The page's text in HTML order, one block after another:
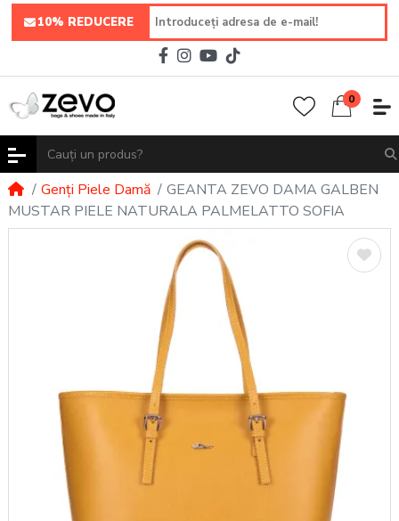
10% REDUCERE
0
Genți Piele Damă
GEANTA ZEVO DAMA GALBEN
MUSTAR PIELE NATURALA PALMELATTO SOFIA